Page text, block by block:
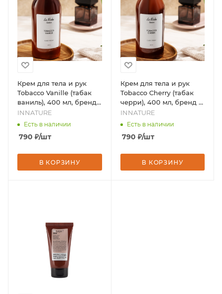
Крем для тела и рук
Tobacco Vanille (табак
ваниль), 400 мл, бренд -
INNATURE
INNATURE
Есть в наличии
790 ₽/шт
В КОРЗИНУ
Крем для тела и рук
Tobacco Cherry (табак
черри), 400 мл, бренд -
INNATURE
INNATURE
Есть в наличии
790 ₽/шт
В КОРЗИНУ